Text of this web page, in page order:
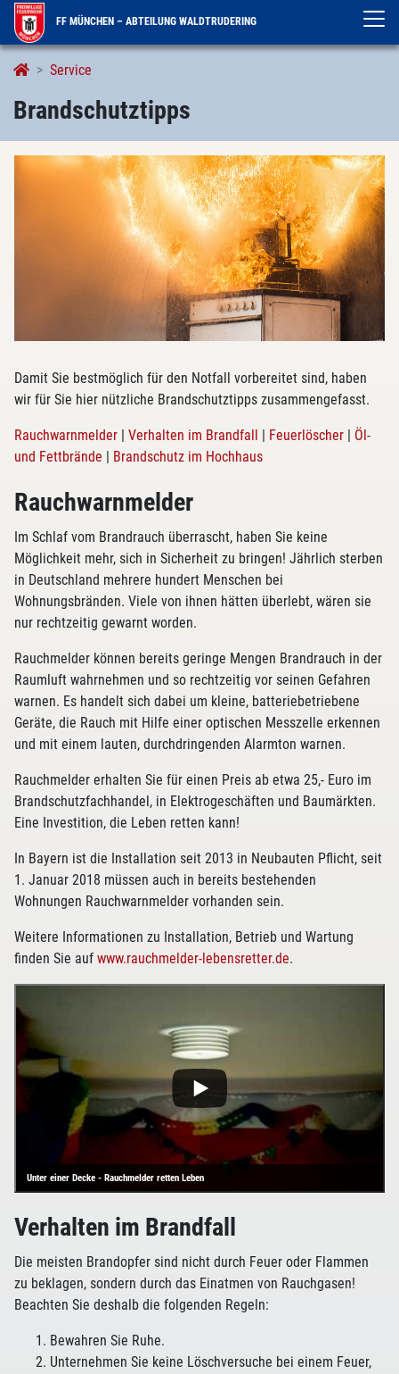
FF MÜNCHEN – ABTEILUNG WALDTRUDERING
Service
Brandschutztipps
Brandschutztipps
Damit Sie bestmöglich für den Notfall vorbereitet sind, haben
wir für Sie hier nützliche Brandschutztipps zusammengefasst.
Rauchwarnmelder | Verhalten im Brandfall | Feuerlöscher | Öl-
und Fettbrände | Brandschutz im Hochhaus
Rauchwarnmelder
Im Schlaf vom Brandrauch überrascht, haben Sie keine
Möglichkeit mehr, sich in Sicherheit zu bringen! Jährlich sterben
in Deutschland mehrere hundert Menschen bei
Wohnungsbränden. Viele von ihnen hätten überlebt, wären sie
nur rechtzeitig gewarnt worden.
Rauchmelder können bereits geringe Mengen Brandrauch in der
Raumluft wahrnehmen und so rechtzeitig vor seinen Gefahren
warnen. Es handelt sich dabei um kleine, batteriebetriebene
Geräte, die Rauch mit Hilfe einer optischen Messzelle erkennen
und mit einem lauten, durchdringenden Alarmton warnen.
Rauchmelder erhalten Sie für einen Preis ab etwa 25,- Euro im
Brandschutzfachhandel, in Elektrogeschäften und Baumärkten.
Eine Investition, die Leben retten kann!
In Bayern ist die Installation seit 2013 in Neubauten Pflicht, seit
1. Januar 2018 müssen auch in bereits bestehenden
Wohnungen Rauchwarnmelder vorhanden sein.
Weitere Informationen zu Installation, Betrieb und Wartung
finden Sie auf www.rauchmelder-lebensretter.de.
Unter einer Decke - Rauchmelder retten Leben
Verhalten im Brandfall
Die meisten Brandopfer sind nicht durch Feuer oder Flammen
zu beklagen, sondern durch das Einatmen von Rauchgasen!
Beachten Sie deshalb die folgenden Regeln:
Bewahren Sie Ruhe.
Unternehmen Sie keine Löschversuche bei einem Feuer,